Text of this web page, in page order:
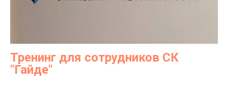
Тренинг для сотрудников СК
"Гайде"